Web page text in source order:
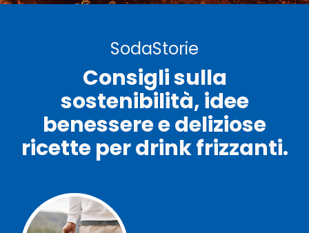
SodaStorie
Consigli sulla
sostenibilità, idee
benessere e deliziose
ricette per drink frizzanti.